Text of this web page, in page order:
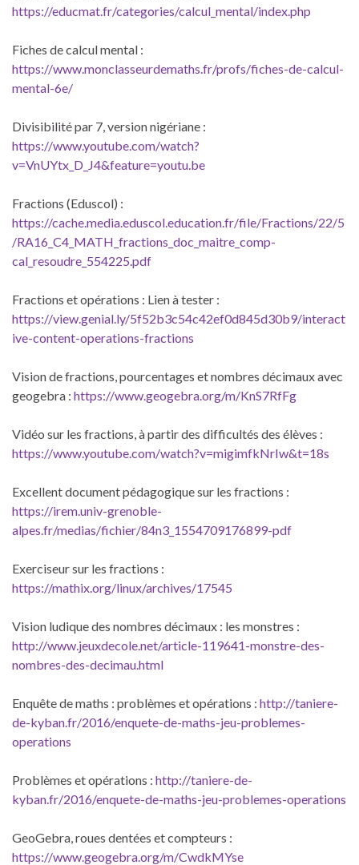
https://educmat.fr/categories/calcul_mental/index.php
Fiches de calcul mental :
https://www.monclasseurdemaths.fr/profs/fiches-de-calcul-
mental-6e/
Divisibilité par 7, version nigériane :
https://www.youtube.com/watch?
v=VnUYtx_D_J4&feature=youtu.be
Fractions (Eduscol) :
https://cache.media.eduscol.education.fr/file/Fractions/22/5
/RA16_C4_MATH_fractions_doc_maitre_comp-
cal_resoudre_554225.pdf
Fractions et opérations : Lien à tester :
https://view.genial.ly/5f52b3c54c42ef0d845d30b9/interact
ive-content-operations-fractions
Vision de fractions, pourcentages et nombres décimaux avec
geogebra : https://www.geogebra.org/m/KnS7RfFg
Vidéo sur les fractions, à partir des difficultés des élèves :
https://www.youtube.com/watch?v=migimfkNrIw&t=18s
Excellent document pédagogique sur les fractions :
https://irem.univ-grenoble-
alpes.fr/medias/fichier/84n3_1554709176899-pdf
Exerciseur sur les fractions :
https://mathix.org/linux/archives/17545
Vision ludique des nombres décimaux : les monstres :
http://www.jeuxdecole.net/article-119641-monstre-des-
nombres-des-decimau.html
Enquête de maths : problèmes et opérations : http://taniere-
de-kyban.fr/2016/enquete-de-maths-jeu-problemes-
operations
Problèmes et opérations : http://taniere-de-
kyban.fr/2016/enquete-de-maths-jeu-problemes-operations
GeoGebra, roues dentées et compteurs :
https://www.geogebra.org/m/CwdkMYse